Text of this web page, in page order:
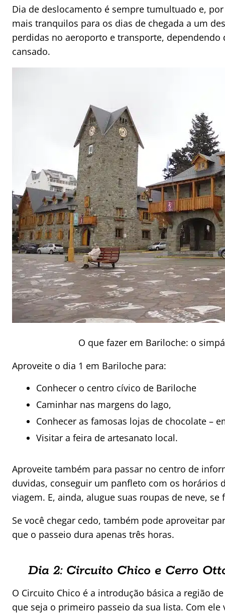
Dia de deslocamento é sempre tumultuado e,
mais tranquilos para os dias de chegada a um
perdidas no aeroporto e transporte,
cansado.
O que fazer em Bariloche: o
Aproveite o dia 1 em Bariloche para:
Conhecer o centro cívico de Bariloche
Caminhar nas margens do lago,
Conhecer as famosas lojas de chocolate –
Visitar a feira de artesanato local.
Aproveite também para passar no centro de
duvidas, conseguir um panfleto com os horários
viagem. E, ainda, alugue suas roupas de neve, se
Se você chegar cedo, também pode aproveitar
que o passeio dura apenas três horas.
Dia 2: Circuito Chico e Cerro
O Circuito Chico é a introdução básica a região
que seja o primeiro passeio da sua lista. Com